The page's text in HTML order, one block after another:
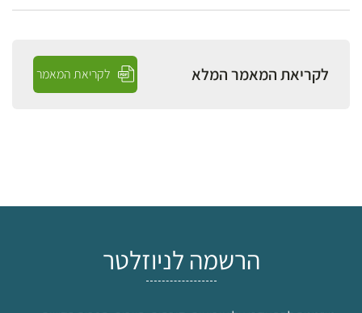
לקריאת המאמר המלא לקריאת המאמר
הרשמה לניוזלטר